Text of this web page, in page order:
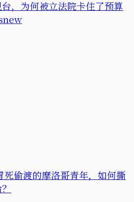
，为何被立法院卡住了预算
死偷渡的摩洛哥青年，如何撕